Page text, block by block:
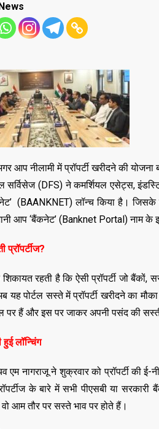
आप नीलामी में प्रॉपर्टी खरीदने की
(DFS) ने कमर्शियल एसेट्स,
(BAANKNET) लॉन्च किया है।
आप ‘बैंकनेट’ (Banknet Portal) नाम के
प्रॉपर्टीज?
रहती है कि ऐसी प्रॉपर्टी जो
यह पोर्टल सस्‍ते में प्रॉपर्टी खरीदने का
पर हैं और इस पर जाकर अपनी पसंद की
लॉन्चिंग
एम नागराजू ने शुक्रवार को प्रॉपर्टी की
के बारे में सभी पीएसबी या
आम तौर पर सस्ते भाव पर होते हैं।